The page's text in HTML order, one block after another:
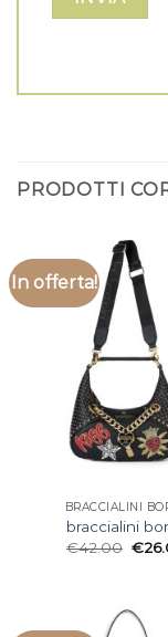
PRODOTTI
In offerta!
BRACCIALINI
braccialini
€42.00 €